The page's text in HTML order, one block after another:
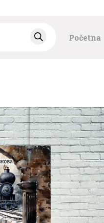
Početna
OD